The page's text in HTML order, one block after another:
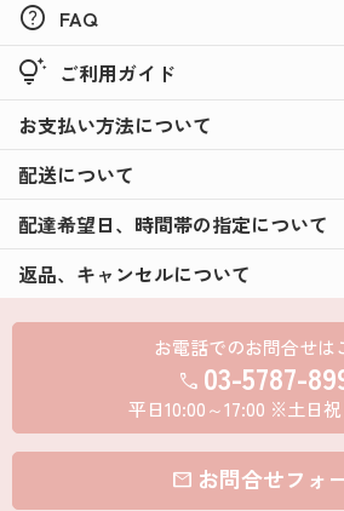
サンダー＆コアラのマーチ！
☆★新商品のバレンタインギフト
ンの力♪
★☆コアラのマーチDECO☆★が新
お米のプチギフト☆★米デコギ
ハロウィン用のお菓子のパッケー
敬老の日に☆★オリジナルラベル
help FAQ
tips_and_updates ご利用ガイド
お支払い方法について
配送について
配達希望日、時間帯の指定について
返品、キャンセルについて
お電話でのお問合せは
call 03-5787-
平日10:00～17:00 ※土日
mail お問合せフォ